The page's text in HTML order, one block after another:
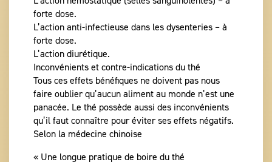
forte dose.
L’action anti-infectieuse dans les dysenteries – à
forte dose.
L’action diurétique.
Inconvénients et contre-indications du thé
Tous ces effets bénéfiques ne doivent pas nous
faire oublier qu’aucun aliment au monde n’est une
panacée. Le thé possède aussi des inconvénients
qu’il faut connaître pour éviter ses effets négatifs.
Selon la médecine chinoise
« Une longue pratique de boire du thé